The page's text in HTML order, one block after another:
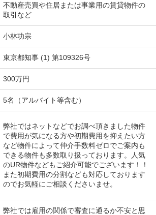
不動産売買や住居または事業用の賃貸物件の
取引など
小林功宗
東京都知事 (1) 第109326号
300万円
5名（アルバイト等含む）
弊社ではネットなどでお調べ頂きました物件
で費用が気になる方や初期費用を抑えたい方
など物件によって仲介手数料ゼロでご案内も
できる物件も多数取り扱っております。人気
のUR物件などもご紹介可能でございます！！
また初期費用の分割なども対応しております
のでお気軽にご相談くださいませ。
弊社では雇用の関係で審査に通るか不安と思